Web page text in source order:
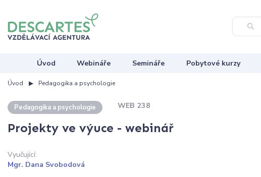
Úvod Webináře Semináře Pobytové kurzy
Úvod Pedagogika a psychologie
Pedagogika a psychologie WEB 238
Projekty ve výuce - webinář
Vyučující:
Mgr. Dana Svobodová